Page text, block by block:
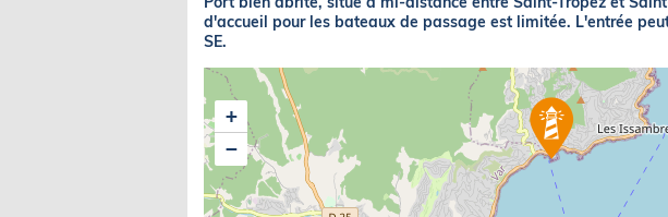
d'accueil pour les bateaux de passage est limitée. L'entrée
SE.
+
−